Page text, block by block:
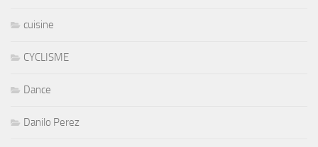
cuisine
CYCLISME
Dance
Danilo Perez